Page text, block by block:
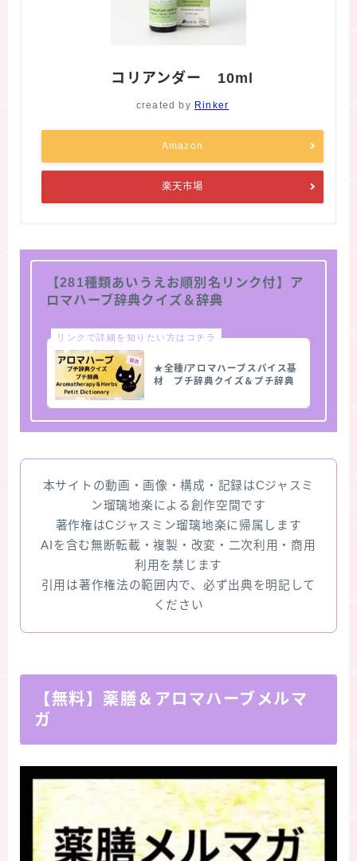
コリアンダー 10ml
created by Rinker
Amazon
楽天市場
【281種類あいうえお順別名リンク付】ア
ロマハーブ辞典クイズ＆辞典
リンクで詳細を知りたい方はコチラ
★全種/アロマハーブスパイス基
材 プチ辞典クイズ＆プチ辞典
本サイトの動画・画像・構成・記録はCジャスミ
ン瑠璃地楽による創作空間です
著作権はCジャスミン瑠璃地楽に帰属します
AIを含む無断転載・複製・改変・二次利用・商用
利用を禁じます
引用は著作権法の範囲内で、必ず出典を明記して
ください
【無料】薬膳＆アロマハーブメルマ
ガ